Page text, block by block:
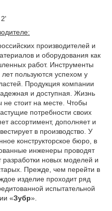
производителей и
и оборудования как
работ. Инструменты
пользуются успехом у
Продукция компании
и доступная. Жизнь
не стоит на месте. Чтобы
потребности своих
ассортимент, дополняет и
в производство. У
конструкторское бюро, в
инженеры проводят
разработки новых моделей и
Прежде, чем перейти в
изделие проходит ряд
испытательной
«Зубр».